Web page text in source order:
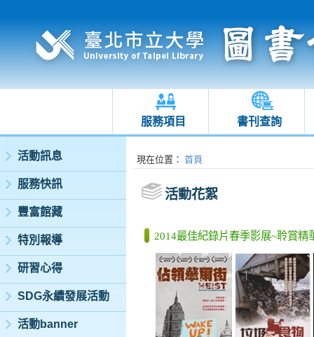
服務項目 書刊查詢
:::
活動訊息
服務快訊
豐富館藏
特別報導
研習心得
SDG永續發展活動
活動banner
:::現在位置 ： 首頁
活動花絮
2014最佳紀錄片春季影展~聆賞精